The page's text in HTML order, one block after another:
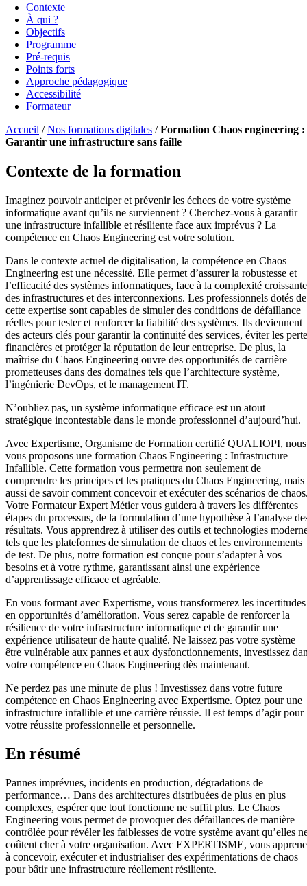
Contexte
À qui ?
Objectifs
Programme
Pré-requis
Points forts
Approche pédagogique
Accessibilité
Formateur
Accueil /Nos formations digitales /Formation Chaos engineering :
Garantir une infrastructure sans faille
Contexte de la formation
Imaginez pouvoir anticiper et prévenir les échecs de votre système
informatique avant qu’ils ne surviennent ? Cherchez-vous à garantir
une infrastructure infallible et résiliente face aux imprévus ? La
compétence en Chaos Engineering est votre solution.
Dans le contexte actuel de digitalisation, la compétence en Chaos
Engineering est une nécessité. Elle permet d’assurer la robustesse et
l’efficacité des systèmes informatiques, face à la complexité croissante
des infrastructures et des interconnexions. Les professionnels dotés de
cette expertise sont capables de simuler des conditions de défaillance
réelles pour tester et renforcer la fiabilité des systèmes. Ils deviennent
des acteurs clés pour garantir la continuité des services, éviter les
financières et protéger la réputation de leur entreprise. De plus, la
maîtrise du Chaos Engineering ouvre des opportunités de carrière
prometteuses dans des domaines tels que l’architecture système,
l’ingénierie DevOps, et le management IT.
N’oubliez pas, un système informatique efficace est un atout
stratégique incontestable dans le monde professionnel d’aujourd’hui.
Avec Expertisme, Organisme de Formation certifié QUALIOPI, nous
vous proposons une formation Chaos Engineering : Infrastructure
Infallible. Cette formation vous permettra non seulement de
comprendre les principes et les pratiques du Chaos Engineering, mais
aussi de savoir comment concevoir et exécuter des scénarios de
Votre Formateur Expert Métier vous guidera à travers les différentes
étapes du processus, de la formulation d’une hypothèse à l’analyse
résultats. Vous apprendrez à utiliser des outils et technologies
tels que les plateformes de simulation de chaos et les environnements
de test. De plus, notre formation est conçue pour s’adapter à vos
besoins et à votre rythme, garantissant ainsi une expérience
d’apprentissage efficace et agréable.
En vous formant avec Expertisme, vous transformerez les incertitudes
en opportunités d’amélioration. Vous serez capable de renforcer la
résilience de votre infrastructure informatique et de garantir une
expérience utilisateur de haute qualité. Ne laissez pas votre système
être vulnérable aux pannes et aux dysfonctionnements, investissez
votre compétence en Chaos Engineering dès maintenant.
Ne perdez pas une minute de plus ! Investissez dans votre future
compétence en Chaos Engineering avec Expertisme. Optez pour une
infrastructure infallible et une carrière réussie. Il est temps d’agir pour
votre réussite professionnelle et personnelle.
En résumé
Pannes imprévues, incidents en production, dégradations de
performance… Dans des architectures distribuées de plus en plus
complexes, espérer que tout fonctionne ne suffit plus. Le Chaos
Engineering vous permet de provoquer des défaillances de manière
contrôlée pour révéler les faiblesses de votre système avant qu’elles
coûtent cher à votre organisation. Avec EXPERTISME, vous
à concevoir, exécuter et industrialiser des expérimentations de chaos
pour bâtir une infrastructure réellement résiliente.